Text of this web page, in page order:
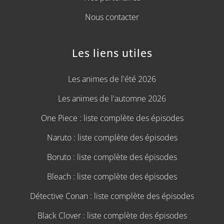
Nous contacter
Les liens utiles
Les animes de l'été 2026
Les animes de l'automne 2026
One Piece : liste complète des épisodes
Naruto : liste complète des épisodes
Boruto : liste complète des épisodes
Bleach : liste complète des épisodes
Détective Conan : liste complète des épisodes
Black Clover : liste complète des épisodes